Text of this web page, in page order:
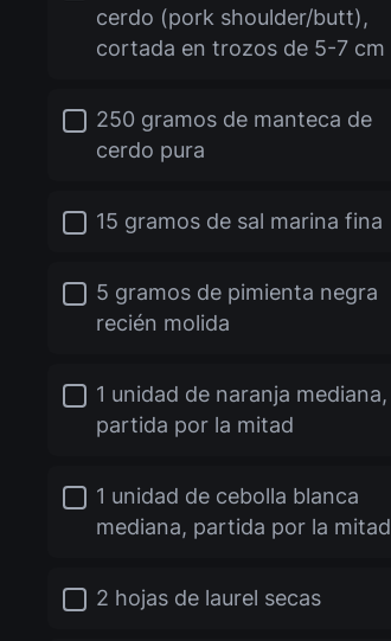
cerdo (pork shoulder/butt),
cortada en trozos de 5-7 cm
250 gramos de manteca de
cerdo pura
15 gramos de sal marina fina
5 gramos de pimienta negra
recién molida
1 unidad de naranja mediana,
partida por la mitad
1 unidad de cebolla blanca
mediana, partida por la mitad
2 hojas de laurel secas